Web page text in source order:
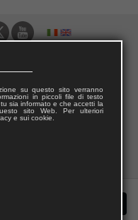
su questo sito verranno
in piccoli file di testo
sia informato e che accetti la
sito Web. Per ulteriori
e sui cookie.